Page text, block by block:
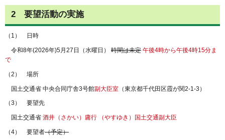
2 要望活動の実施
（1） 日時
令和8年(2026年)5月27日（水曜日） 時間は未定 午後4時から午後4時15分ま
で
（2） 場所
国土交通省 中央合同庁舎3号館副大臣室 （東京都千代田区霞が関2-1-3）
（3） 要望先
国土交通省 酒井（さかい）庸行 （やすゆき）国土交通副大臣
（4） 要望者（予定）